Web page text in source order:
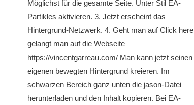
Möglichst für die gesamte Seite. Unter Stil EA-
Partikles aktivieren. 3. Jetzt erscheint das
Hintergrund-Netzwerk. 4. Geht man auf Click here
gelangt man auf die Webseite
https://vincentgarreau.com/ Man kann jetzt seinen
eigenen bewegten Hintergrund kreieren. Im
schwarzen Bereich ganz unten die jason-Datei
herunterladen und den Inhalt kopieren. Bei EA-